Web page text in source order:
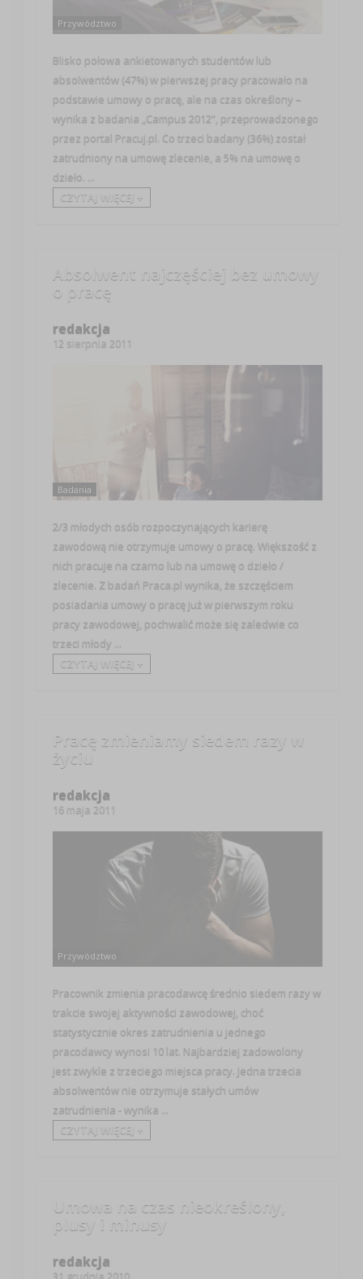
Przywództwo
Blisko połowa ankietowanych studentów lub
absolwentów (47%) w pierwszej pracy pracowało na
podstawie umowy o pracę, ale na czas określony –
wynika z badania „Campus 2012”, przeprowadzonego
przez portal Pracuj.pl. Co trzeci badany (36%) został
zatrudniony na umowę zlecenie, a 5% na umowę o
dzieło. ...
CZYTAJ WIĘCEJ +
Absolwent najczęściej bez umowy
o pracę
redakcja
12 sierpnia 2011
Badania
2/3 młodych osób rozpoczynających karierę
zawodową nie otrzymuje umowy o pracę. Większość z
nich pracuje na czarno lub na umowę o dzieło /
zlecenie. Z badań Praca.pl wynika, że szczęściem
posiadania umowy o pracę już w pierwszym roku
pracy zawodowej, pochwalić może się zaledwie co
trzeci młody ...
CZYTAJ WIĘCEJ +
Pracę zmieniamy siedem razy w
życiu
redakcja
16 maja 2011
Przywództwo
Pracownik zmienia pracodawcę średnio siedem razy w
trakcie swojej aktywności zawodowej, choć
statystycznie okres zatrudnienia u jednego
pracodawcy wynosi 10 lat. Najbardziej zadowolony
jest zwykle z trzeciego miejsca pracy. Jedna trzecia
absolwentów nie otrzymuje stałych umów
zatrudnienia - wynika ...
CZYTAJ WIĘCEJ +
Umowa na czas nieokreślony,
plusy i minusy
redakcja
31 grudnia 2010